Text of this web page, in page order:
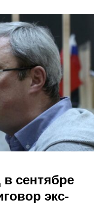
сентябре
экс-